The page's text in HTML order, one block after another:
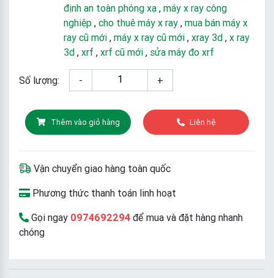
định an toàn phóng xạ , máy x ray công
nghiệp , cho thuê máy x ray , mua bán máy x
ray cũ mới , máy x ray cũ mới , xray 3d , x ray
3d , xrf , xrf cũ mới , sửa máy đo xrf
Số lượng: - +
Thêm vào giỏ hàng Liên hệ
Vận chuyển giao hàng toàn quốc
Phương thức thanh toán linh hoạt
Gọi ngay 0974692294 để mua và đặt hàng nhanh
chóng